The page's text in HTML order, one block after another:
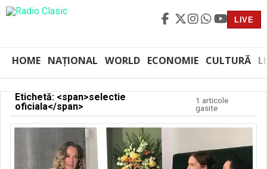
LIVE
HOME NAȚIONAL WORLD ECONOMIE CULTURĂ
Etichetă: <span>selectie
oficiala</span>
1 articole
gasite